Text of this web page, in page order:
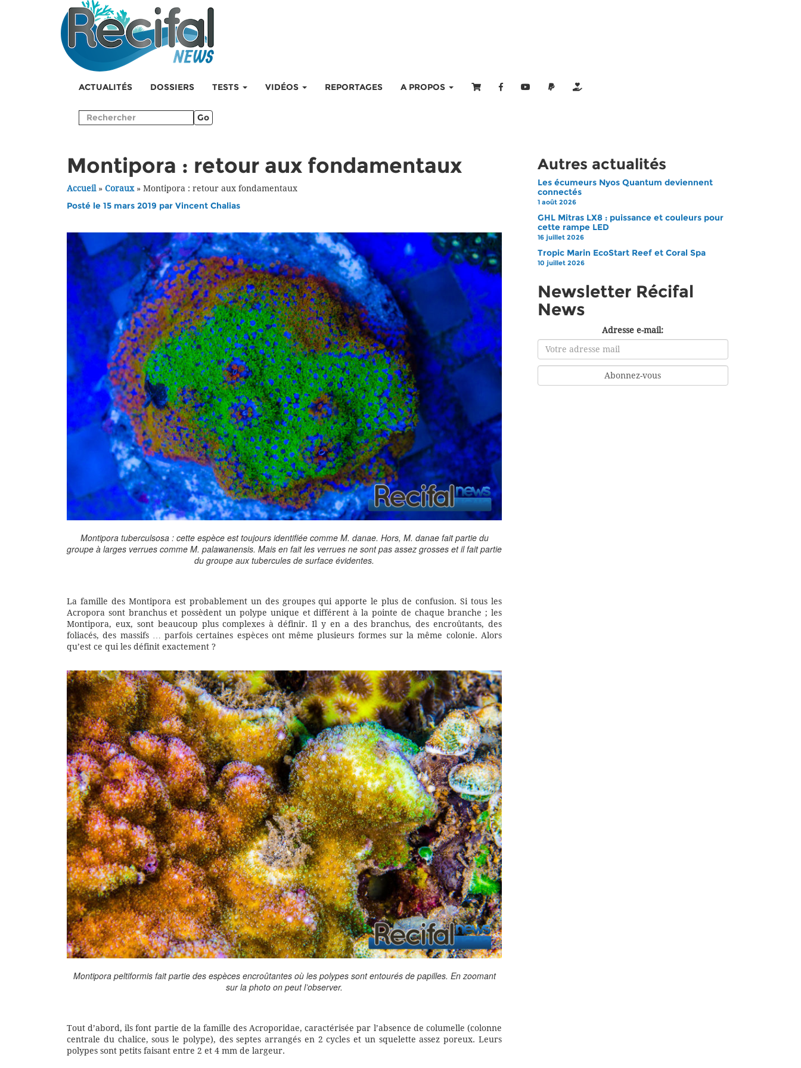
ACTUALITÉS DOSSIERS TESTS VIDÉOS REPORTAGES A PROPOS
Go
Montipora : retour aux fondamentaux
Accueil» Coraux» Montipora : retour aux fondamentaux
Posté le 15 mars 2019 par Vincent Chalias
Montipora tuberculsosa : cette espèce est toujours identifiée comme M. danae. Hors, M. danae fait partie du
groupe à larges verrues comme M. palawanensis. Mais en fait les verrues ne sont pas assez grosses et il fait partie
du groupe aux tubercules de surface évidentes.
La famille des Montipora est probablement un des groupes qui apporte le plus de confusion. Si tous les
Acropora sont branchus et possèdent un polype unique et différent à la pointe de chaque branche ; les
Montipora, eux, sont beaucoup plus complexes à définir. Il y en a des branchus, des encroûtants, des
foliacés, des massifs … parfois certaines espèces ont même plusieurs formes sur la même colonie. Alors
qu’est ce qui les définit exactement ?
Montipora peltiformis fait partie des espèces encroûtantes où les polypes sont entourés de papilles. En zoomant
sur la photo on peut l’observer.
Tout d’abord, ils font partie de la famille des Acroporidae, caractérisée par l’absence de columelle (colonne
centrale du chalice, sous le polype), des septes arrangés en 2 cycles et un squelette assez poreux. Leurs
polypes sont petits faisant entre 2 et 4 mm de largeur.
Autres actualités
Les écumeurs Nyos Quantum deviennent
connectés
1 août 2026
GHL Mitras LX8 : puissance et couleurs pour
cette rampe LED
16 juillet 2026
Tropic Marin EcoStart Reef et Coral Spa
10 juillet 2026
Newsletter Récifal
News
Adresse e-mail: